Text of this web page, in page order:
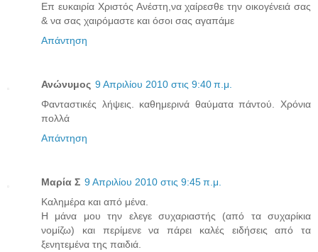
Επ ευκαιρία Χριστός Ανέστη,να χαίρεσθε την οικογένειά σας
& να σας χαιρόμαστε και όσοι σας αγαπάμε
Απάντηση
Ανώνυμος 9 Απριλίου 2010 στις 9:40 π.μ.
Φανταστικές λήψεις. καθημερινά θαύματα πάντού. Χρόνια
πολλά
Απάντηση
Μαρία Σ 9 Απριλίου 2010 στις 9:45 π.μ.
Καλημέρα και από μένα.
Η μάνα μου την ελεγε συχαριαστής (από τα συχαρίκια
νομίζω) και περίμενε να πάρει καλές ειδήσεις από τα
ξενητεμένα της παιδιά.